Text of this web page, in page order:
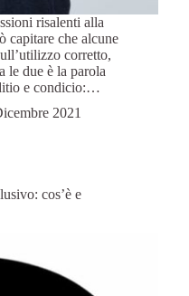
risalenti alla
capitare che alcune
corretto,
le due è la parola
e condicio:…
2021
cos’è e